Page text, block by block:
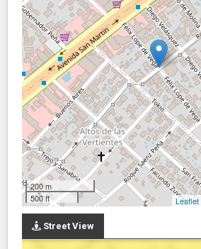
200 m
500 ft
Leaflet
Street View